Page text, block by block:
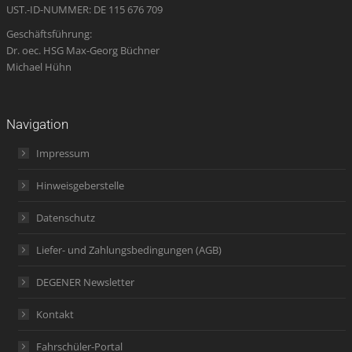
UST.-ID-NUMMER: DE 115 676 709
Geschäftsführung:
Dr. oec. HSG Max-Georg Büchner
Michael Hühn
Navigation
Impressum
Hinweisgeberstelle
Datenschutz
Liefer- und Zahlungsbedingungen (AGB)
DEGENER Newsletter
Kontakt
Fahrschüler-Portal